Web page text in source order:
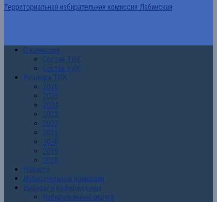
Территориальная избирательная комиссия Лабинская
О комиссии
Состав ТИК
Состав УИК
Решения ТИК
2026
2025
2024
2023
2022
2021
2020
2019
2018
Новости
Избирательные комиссии
Выборы и референдумы
Избирательные округа